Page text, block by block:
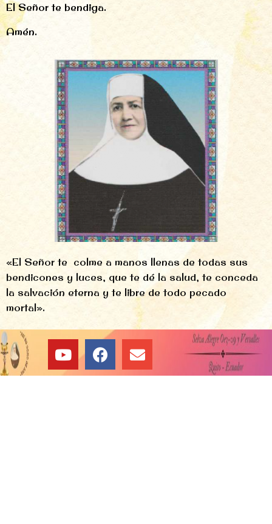
El Señor te bendiga.
Amén.
«El Señor te colme a manos llenas de todas sus
bendicones y luces, que te dé la salud, te conceda
la salvación eterna y te libre de todo pecado
mortal».